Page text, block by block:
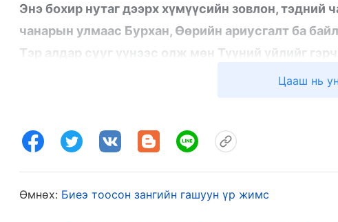
Энэ бохир нутаг дээрх хүмүүсийн зовлон, тэдний
чанарын улмаас Бурхан, Өөрийн ариусгалт ба
Тэр алдар сууг үүнээс олж мөн Түүний үйлийг
бүлэг хүмүүсийн төлөө Бурханы гаргасан бүх
зөвхөн бохир газарт байгаа хүмүүс л Бурханы
Цааш нь
Өмнөх: Биеэ тоосон зангийн гашуун үр жимс